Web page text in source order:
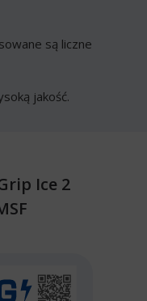
są liczne
jakość.
Ice 2